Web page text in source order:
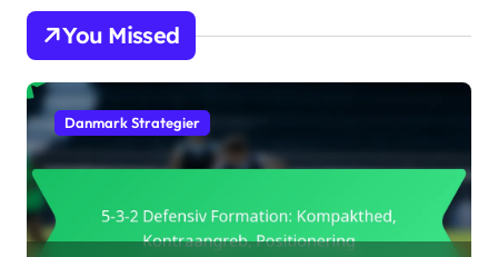
You Missed
Danmark Strategier